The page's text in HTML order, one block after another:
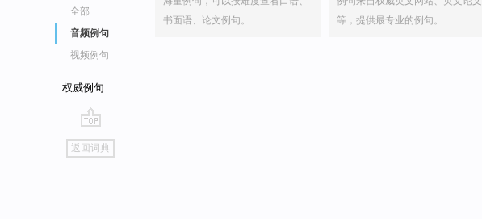
全部
音频例句
视频例句
权威例句
go
top
返回词典
书面语、论文例句。
等，提供最专业的例句。